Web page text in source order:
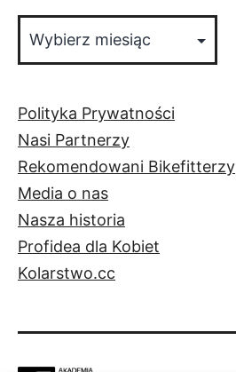
Polityka Prywatności
Nasi Partnerzy
Rekomendowani Bikefitterzy
Media o nas
Nasza historia
Profidea dla Kobiet
Kolarstwo.cc